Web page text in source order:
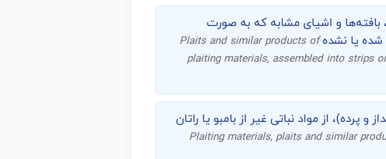
بافته‌ها و اشیای مشابه که به صورت
شده یا نشدهPlaits and similar products of
plaiting materials, assembled into strips
پرده)، از مواد نباتی غیر از بامبو یا راتان
Plaiting materials, plaits and similar